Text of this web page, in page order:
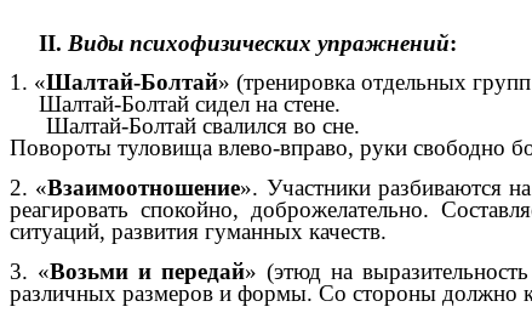
II. Виды психофизических упражнений
1. «Шалтай-Болтай» (тренировка отдельных
Шалтай-Болтай сидел на стене.
Шалтай-Болтай свалился во сне.
Повороты туловища влево-вправо, руки свободно
2. «Взаимоотношение». Участники разбиваются
реагировать спокойно, доброжелательно.
ситуаций, развития гуманных качеств.
3. «Возьми и передай» (этюд на
различных размеров и формы. Со стороны должно